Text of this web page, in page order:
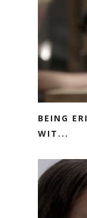
BEING
WIT...